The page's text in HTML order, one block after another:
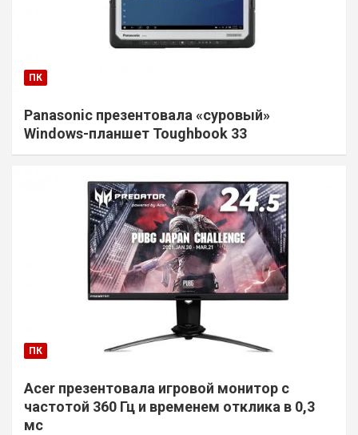
ПК
Panasonic презентовала «суровый»
Windows-планшет Toughbook 33
ПК
Acer презентовала игровой монитор с
частотой 360 Гц и временем отклика в 0,3
мс